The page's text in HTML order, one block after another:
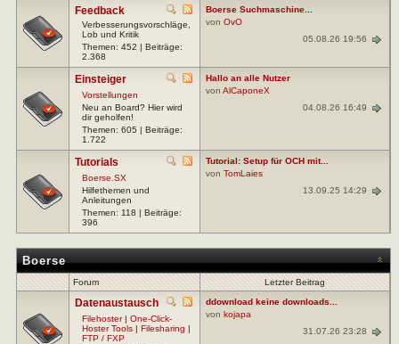
Feedback
Verbesserungsvorschläge,
Lob und Kritik
Themen: 452 | Beiträge:
2.368
Boerse Suchmaschine...
von OvO
05.08.26 19:56
Einsteiger
Vorstellungen
Neu an Board? Hier wird
dir geholfen!
Themen: 605 | Beiträge:
1.722
Hallo an alle Nutzer
von AlCaponeX
04.08.26 16:49
Tutorials
Boerse.SX
Hilfethemen und
Anleitungen
Themen: 118 | Beiträge:
396
Tutorial: Setup für OCH mit...
von TomLaies
13.09.25 14:29
Boerse
Forum Letzter Beitrag
Datenaustausch
Filehoster| One-Click-
Hoster Tools | Filesharing |
FTP / FXP
ddownload keine downloads...
von kojapa
31.07.26 23:28